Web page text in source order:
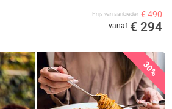
Prijs van aanbieder € 490
vanaf € 294
30%